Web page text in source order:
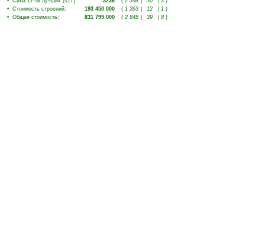
• Стоимость строений: 193 450 000 ( 1 263 12 1 )
• Общая стоимость: 831 799 000 ( 2 848 39 8 )